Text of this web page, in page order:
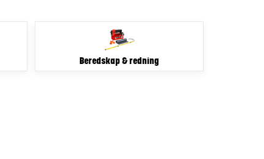
Beredskap & redning